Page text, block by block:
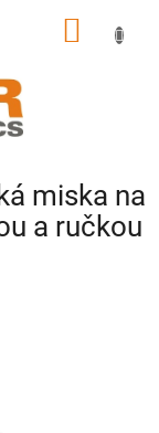
miska na
a ručkou